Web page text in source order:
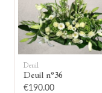
Deuil
Deuil n°36
€190.00